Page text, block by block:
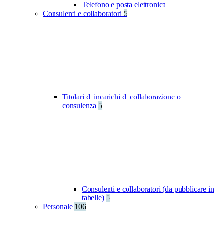
Telefono e posta elettronica
Consulenti e collaboratori 5
Titolari di incarichi di collaborazione o
consulenza 5
Consulenti e collaboratori (da pubblicare in
tabelle) 5
Personale 106